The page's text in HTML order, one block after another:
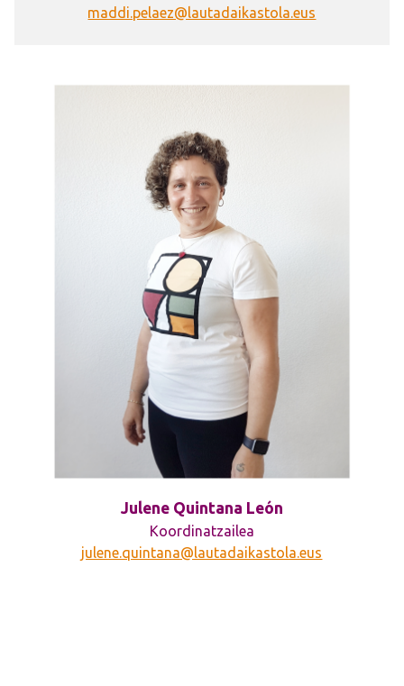
maddi.pelaez@lautadaikastola.eus
Julene Quintana León
Koordinatzailea
julene.quintana@lautadaikastola.eus